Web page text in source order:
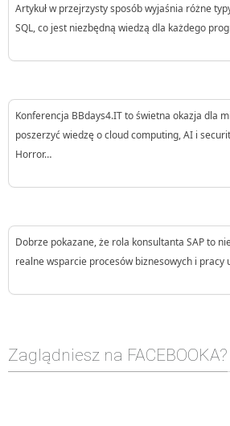
Artykuł w przejrzysty sposób wyjaśnia różne
SQL, co jest niezbędną wiedzą dla każdego
Konferencja BBdays4.IT to świetna okazja dla
poszerzyć wiedzę o cloud computing, AI i
Horror…
Dobrze pokazane, że rola konsultanta SAP to
realne wsparcie procesów biznesowych i pracy
Zaglądniesz na FACEBOOKA?